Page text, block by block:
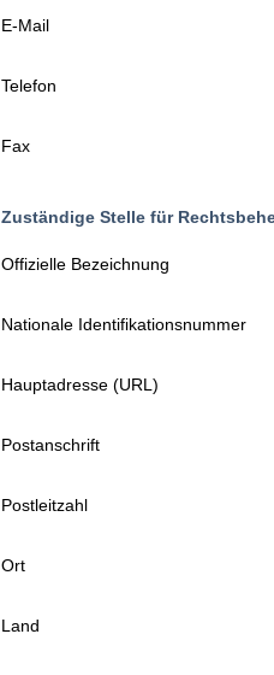
E-Mail
Telefon
Fax
Zuständige Stelle für
Offizielle Bezeichnung
Nationale Identifikationsnummer
Hauptadresse (URL)
Postanschrift
Postleitzahl
Ort
Land